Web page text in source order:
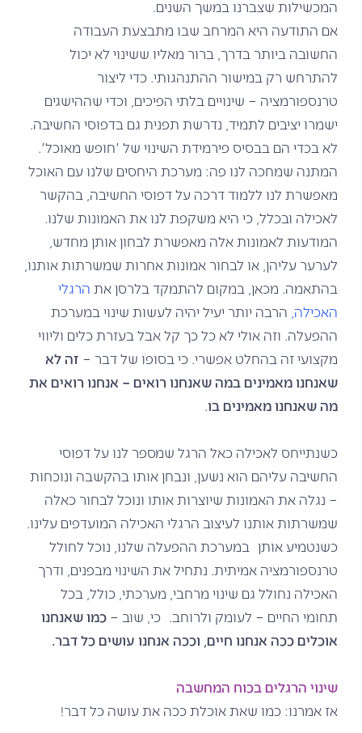
המכשילות שצברנו במשך השנים.
אם התודעה היא המרחב שבו מתבצעת העבודה
החשובה ביותר בדרך, ברור מאליו ששינוי לא יכול
להתרחש רק במישור ההתנהגותי. כדי ליצור
טרנספורמציה – שינויים בלתי הפיכים, וכדי שההישגים
ישמרו יציבים לתמיד, נדרשת תפנית גם בדפוסי החשיבה.
לא בכדי הם בבסיס פירמידת השינוי של 'חופש מאוכל'.
המתנה שמחכה לנו פה: מערכת היחסים שלנו עם האוכל
מאפשרת לנו ללמוד דרכה על דפוסי החשיבה, בהקשר
לאכילה ובכלל, כי היא משקפת לנו את האמונות שלנו.
המודעות לאמונות אלה מאפשרת לבחון אותן מחדש,
לערער עליהן, או לבחור אמונות אחרות שמשרתות אותנו,
בהתאמה. מכאן, במקום להתמקד בלרסן את הרגלי
האכילה, הרבה יותר יעיל יהיה לעשות שינוי במערכת
ההפעלה. וזה אולי לא כל כך קל אבל בעזרת כלים וליווי
מקצועי זה בהחלט אפשרי. כי בסופו של דבר – זה לא
שאנחנו מאמינים במה שאנחנו רואים – אנחנו רואים את
מה שאנחנו מאמינים בו.
כשנתייחס לאכילה כאל הרגל שמספר לנו על דפוסי
החשיבה עליהם הוא נשען, ונבחן אותו בהקשבה ונוכחות
– נגלה את האמונות שיוצרות אותו ונוכל לבחור כאלה
שמשרתות אותנו לעיצוב הרגלי האכילה המועדפים עלינו.
כשנטמיע אותן במערכת ההפעלה שלנו, נוכל לחולל
טרנספורמציה אמיתית. נתחיל את השינוי מבפנים, ודרך
האכילה נחולל גם שינוי מרחבי, מערכתי, כולל, בכל
תחומי החיים – לעומק ולרוחב. כי, שוב – כמו שאנחנו
אוכלים ככה אנחנו חיים, וככה אנחנו עושים כל דבר.
שינוי הרגלים בכוח המחשבה
אז אמרנו: כמו שאת אוכלת ככה את עושה כל דבר!